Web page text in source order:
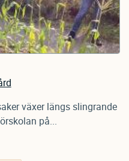
växer längs slingrande
på...